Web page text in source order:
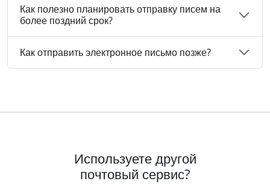
Как полезно планировать отправку писем на
более поздний срок?
Как отправить электронное письмо позже?
Используете другой
почтовый сервис?